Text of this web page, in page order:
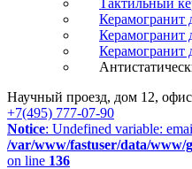
Тактильный
Керамогранит
Керамогранит
Керамогранит
Научный проезд, дом 12, офис
+7(495) 777-07-90
Notice: Undefined variable:
/var/www/fastuser/data/www/
on line 136